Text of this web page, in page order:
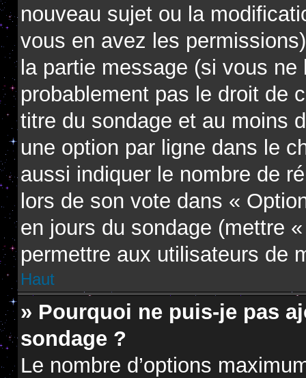
nouveau sujet ou la
vous en avez les
la partie message (si vous
probablement pas le droit de
titre du sondage et au moins
une option par ligne dans le
aussi indiquer le nombre de
lors de son vote dans «
en jours du sondage (mettre
permettre aux utilisateurs de
Haut
» Pourquoi ne puis-je pas
sondage ?
Le nombre d’options